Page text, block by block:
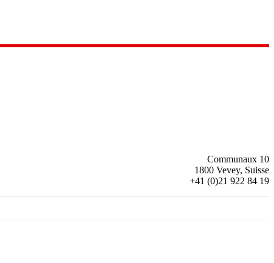
Communaux 10
1800 Vevey, Suisse
+41 (0)21 922 84 19